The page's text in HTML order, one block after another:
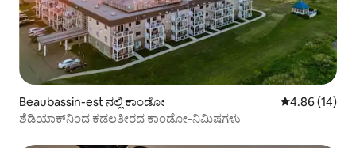
Beaubassin-est ನಲ್ಲಿ ಕಾಂಡೋ 5 ರಲ್ಲಿ 4.86
4.86 (14)
ಶೆಡಿಯಾಕ್‌ನಿಂದ ಕಡಲತೀರದ ಕಾಂಡೋ-ನಿಮಿಷಗಳು